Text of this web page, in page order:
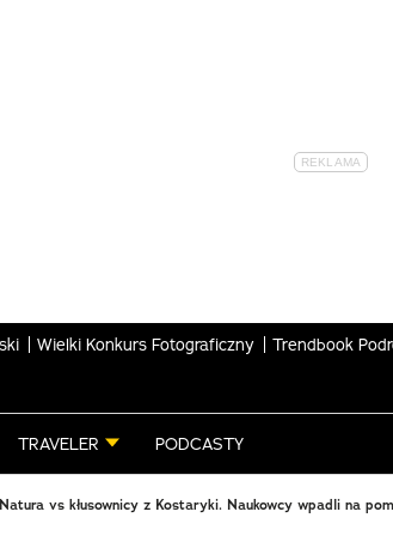
Wielki Konkurs Fotograficzny Trendbook
TRAVELER PODCASTY
Natura vs kłusownicy z Kostaryki. Naukowcy wpadli na